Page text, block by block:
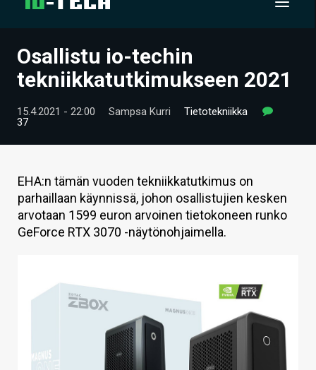
UUTISET
VIDEOT
TIETOA
HINTA.FI
HAKU
Osallistu io-techin
tekniikkatutkimukseen 2021
15.4.2021 - 22:00 Sampsa Kurri
Tietotekniikka
37
EHA:n tämän vuoden tekniikkatutkimus on
parhaillaan käynnissä, johon osallistujien kesken
arvotaan 1599 euron arvoinen tietokoneen runko
GeForce RTX 3070 -näytönohjaimella.